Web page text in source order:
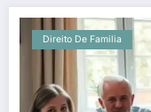
Direito De Familia